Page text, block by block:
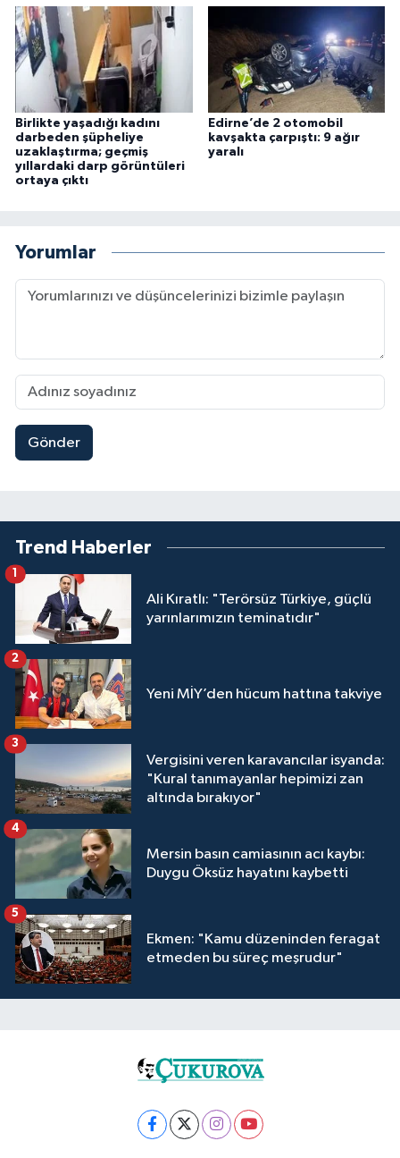
Birlikte yaşadığı kadını
darbeden şüpheliye
uzaklaştırma; geçmiş
yıllardaki darp görüntüleri
ortaya çıktı
Edirne’de 2 otomobil
kavşakta çarpıştı: 9 ağır
yaralı
Yorumlar
Gönder
Trend Haberler
Ali Kıratlı: "Terörsüz Türkiye, güçlü
yarınlarımızın teminatıdır"
Yeni MİY’den hücum hattına takviye
2
Vergisini veren karavancılar isyanda:
"Kural tanımayanlar hepimizi zan
altında bırakıyor"
3
Mersin basın camiasının acı kaybı:
Duygu Öksüz hayatını kaybetti
4
Ekmen: "Kamu düzeninden feragat
etmeden bu süreç meşrudur"
5